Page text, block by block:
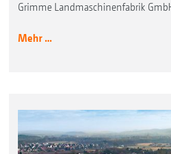
Grimme Landmaschinenfabrik
Mehr ...